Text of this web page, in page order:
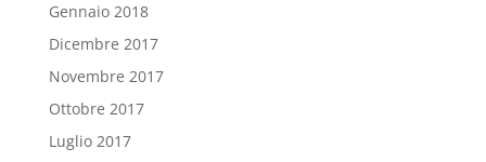
Gennaio 2018
Dicembre 2017
Novembre 2017
Ottobre 2017
Luglio 2017